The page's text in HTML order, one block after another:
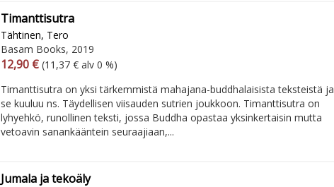
Timanttisutra
Tähtinen, Tero
Basam Books, 2019
Arvonlisäverollinen hinta
12,90 € Arvonlisäveroton hinta
(11,37 € alv 0 %)
Timanttisutra on yksi tärkemmistä mahajana-buddhalaisista teksteistä ja
se kuuluu ns. Täydellisen viisauden sutrien joukkoon. Timanttisutra on
lyhyehkö, runollinen teksti, jossa Buddha opastaa yksinkertaisin mutta
vetoavin sanankääntein seuraajiaan,...
Jumala ja tekoäly